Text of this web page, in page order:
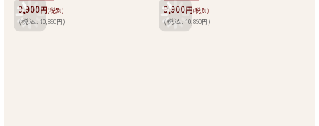
9,900円(税別)
(税込: 10,890円)
9,900円(税別)
(税込: 10,890円)